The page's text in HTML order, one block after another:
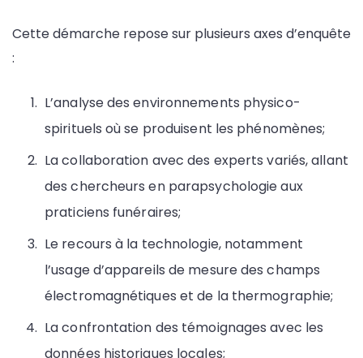
Cette démarche repose sur plusieurs axes d’enquête
:
L’analyse des environnements physico-
spirituels où se produisent les phénomènes;
La collaboration avec des experts variés, allant
des chercheurs en parapsychologie aux
praticiens funéraires;
Le recours à la technologie, notamment
l’usage d’appareils de mesure des champs
électromagnétiques et de la thermographie;
La confrontation des témoignages avec les
données historiques locales;